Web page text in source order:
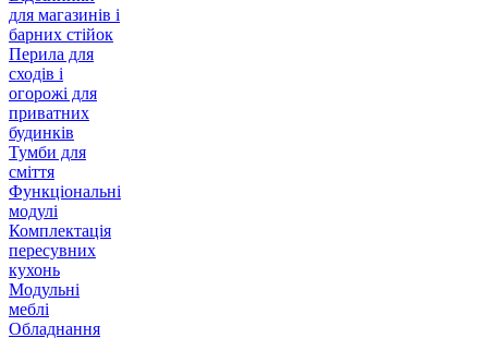
для магазинів і
барних стійок
Перила для
сходів і
огорожі для
приватних
будинків
Тумби для
сміття
Функціональні
модулі
Комплектація
пересувних
кухонь
Модульні
меблі
Обладнання